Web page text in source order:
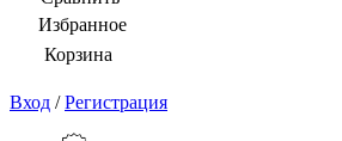
Избранное
Корзина
Вход / Регистрация